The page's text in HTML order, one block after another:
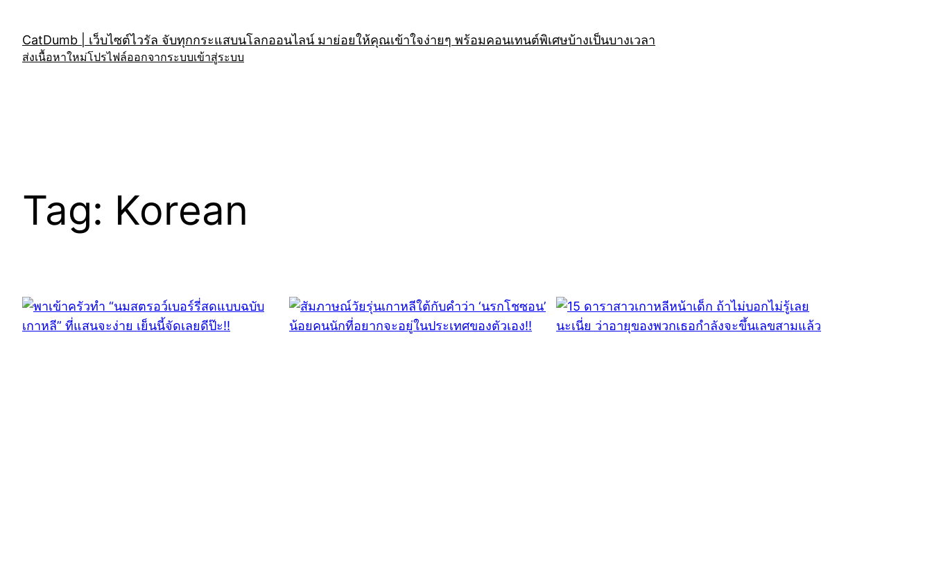
content
CatDumb | เว็บไซต์ไวรัล จับทุกกระแสบนโลกออนไลน์ มาย่อยให้คุณเข้าใจง่ายๆ พร้อมคอนเทนต์พิเศษบ้างเป็นบางเวลา
ส่งเนื้อหาใหม่โปรไฟล์ออกจากระบบเข้าสู่ระบบ
Tag: Korean